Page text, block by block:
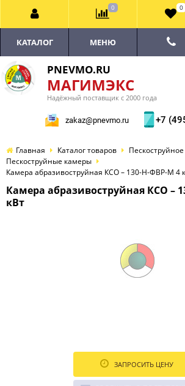
PNEVMO.RU
МАГИМЭКС
Надёжный поставщик с 2000 года
zakaz@pnevmo.ru +7
КАТАЛОГ МЕНЮ
Главная Каталог товаров
Пескоструйные камеры
Камера абразивоструйная КСО – 130-Н-ФВР-М 4
Камера абразивоструйная КСО –
кВт
ЗАПРОСИТЬ ЦЕНУ
0 0